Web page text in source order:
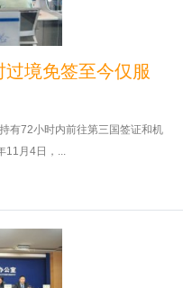
境免签至今仅服
有72小时内前往第三国签证和机
11月4日，...